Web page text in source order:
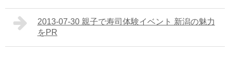
2013-07-30 親子で寿司体験イベント 新潟の魅力
をPR